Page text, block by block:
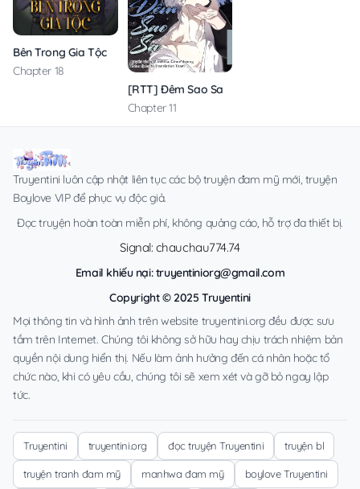
Bên Trong Gia Tộc
Chapter 18
[RTT] Đêm Sao Sa
Chapter 11
Truyentini luôn cập nhật liên tục các bộ truyện đam mỹ mới, truyện
Boylove VIP để phục vụ độc giả.
Đọc truyện hoàn toàn miễn phí, không quảng cáo, hỗ trợ đa thiết bị.
Signal: chauchau774.74
Email khiếu nại:truyentiniorg@gmail.com
Copyright © 2025 Truyentini
Mọi thông tin và hình ảnh trên website truyentini.org đều được sưu
tầm trên Internet. Chúng tôi không sở hữu hay chịu trách nhiệm bản
quyền nội dung hiển thị. Nếu làm ảnh hưởng đến cá nhân hoặc tổ
chức nào, khi có yêu cầu, chúng tôi sẽ xem xét và gỡ bỏ ngay lập
tức.
Truyentini truyentini.org đọc truyện Truyentini truyện bl
truyện tranh đam mỹ manhwa đam mỹ boylove Truyentini